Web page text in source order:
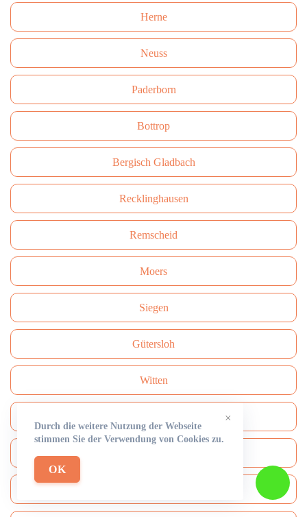
Herne
Neuss
Paderborn
Bottrop
Bergisch Gladbach
Recklinghausen
Remscheid
Moers
Siegen
Gütersloh
Witten
×
Durch die weitere Nutzung der Webseite
stimmen Sie der Verwendung von Cookies zu.
OK